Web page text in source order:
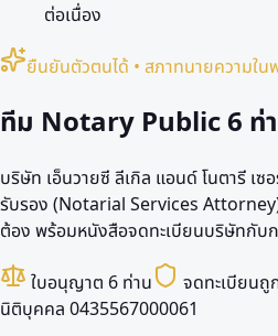
ต่อเนื่อง
ยืนยันตัวตนได้ • สภาทนายความใน
ทีม Notary Public6 ท่
บริษัท เอ็นวายซี ลีเกิล แอนด์ โนตารี เ
รับรอง (Notarial Services
ต้อง พร้อมหนังสือจดทะเบียนบริษัทกับ
ใบอนุญาต 6 ท่าน จดทะเบียน
นิติบุคคล 0435567000061